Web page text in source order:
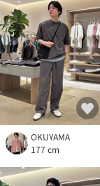
OKUYAMA
177 cm